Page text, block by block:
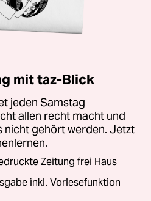
mit taz-Blick
jeden Samstag
allen recht macht und
nicht gehört werden. Jetzt
Zeitung frei Haus
inkl. Vorlesefunktion